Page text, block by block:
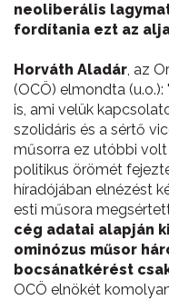
neoliberális
fordítania ezt az
Horváth Aladár, az
(OCÖ) elmondta
is, ami velük
szolidáris és a sértő
műsorra ez utóbbi
politikus örömét
híradójában elnézést
esti műsora
cég adatai alapján
ominózus műsor
bocsánatkérést
OCÖ elnökét